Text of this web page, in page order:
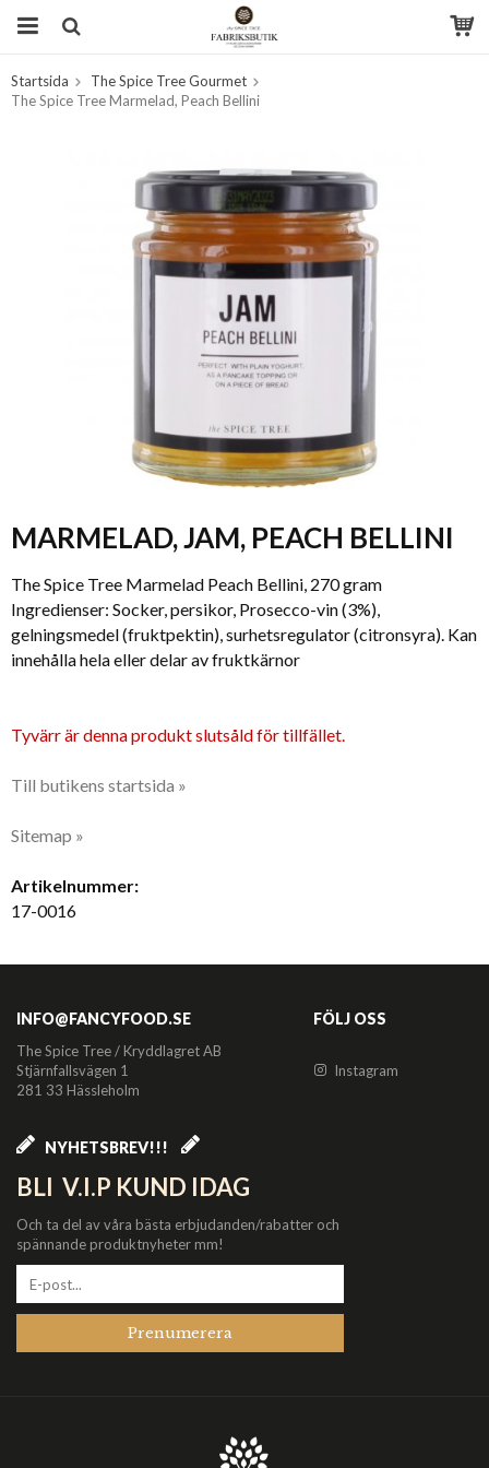
Produkten har blivit tillagd i varukorgen
Startsida
The Spice Tree Gourmet
The Spice Tree Marmelad, Peach Bellini
MARMELAD, JAM, PEACH BELLINI
The Spice Tree Marmelad Peach Bellini, 270 gram
Ingredienser: Socker, persikor, Prosecco-vin (3%),
gelningsmedel (fruktpektin), surhetsregulator (citronsyra). Kan
innehålla hela eller delar av fruktkärnor
Tyvärr är denna produkt slutsåld för tillfället.
Till butikens startsida »
Sitemap »
Artikelnummer:
17-0016
INFO@FANCYFOOD.SE
The Spice Tree / Kryddlagret AB
Stjärnfallsvägen 1
281 33 Hässleholm
FÖLJ OSS
Instagram
NYHETSBREV!!!
BLI V.I.P KUND IDAG
Och ta del av våra bästa erbjudanden/rabatter och
spännande produktnyheter mm!
Prenumerera